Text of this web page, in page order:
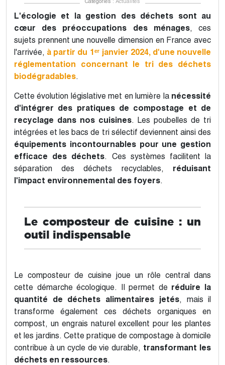
L'écologie et la gestion des déchets sont au
cœur des préoccupations des ménages, ces
sujets prennent une nouvelle dimension en France avec
l'arrivée, à partir du 1ᵉʳ janvier 2024, d'une nouvelle
réglementation concernant le tri des déchets
biodégradables.
Cette évolution législative met en lumière la nécessité
d'intégrer des pratiques de compostage et de
recyclage dans nos cuisines. Les poubelles de tri
intégrées et les bacs de tri sélectif deviennent ainsi des
équipements incontournables pour une gestion
efficace des déchets. Ces systèmes facilitent la
séparation des déchets recyclables, réduisant
l'impact environnemental des foyers.
Le composteur de cuisine : un
outil indispensable
Le composteur de cuisine joue un rôle central dans
cette démarche écologique. Il permet de réduire la
quantité de déchets alimentaires jetés, mais il
transforme également ces déchets organiques en
compost, un engrais naturel excellent pour les plantes
et les jardins. Cette pratique de compostage à domicile
contribue à un cycle de vie durable, transformant les
déchets en ressources.